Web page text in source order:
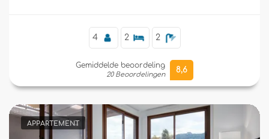
4 2 2
Gemiddelde beoordeling
20 Beoordelingen
8,6
APPARTEMENT